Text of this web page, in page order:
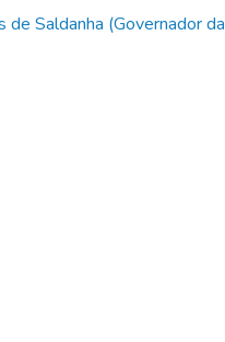
Saldanha (Governador da